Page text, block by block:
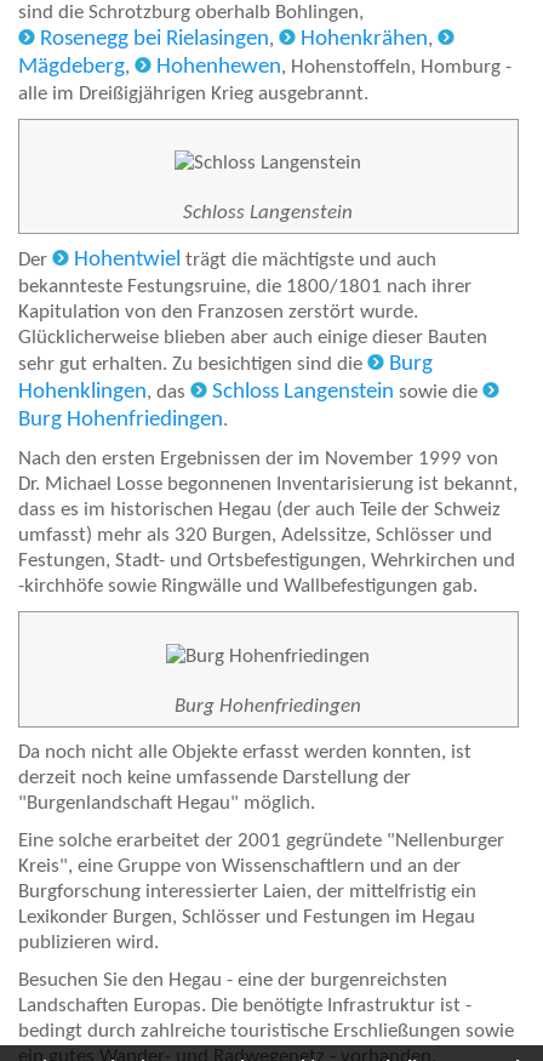
sind die Schrotzburg oberhalb Bohlingen,
Rosenegg bei Rielasingen, Hohenkrähen,
Mägdeberg, Hohenhewen, Hohenstoffeln, Homburg -
alle im Dreißigjährigen Krieg ausgebrannt.
Schloss Langenstein
Der Hohentwiel trägt die mächtigste und auch
bekannteste Festungsruine, die 1800/1801 nach ihrer
Kapitulation von den Franzosen zerstört wurde.
Glücklicherweise blieben aber auch einige dieser Bauten
sehr gut erhalten. Zu besichtigen sind die
Burg
Hohenklingen, das Schloss Langenstein sowie die
Burg Hohenfriedingen.
Nach den ersten Ergebnissen der im November 1999 von
Dr. Michael Losse begonnenen Inventarisierung ist bekannt,
dass es im historischen Hegau (der auch Teile der Schweiz
umfasst) mehr als 320 Burgen, Adelssitze, Schlösser und
Festungen, Stadt- und Ortsbefestigungen, Wehrkirchen und
-kirchhöfe sowie Ringwälle und Wallbefestigungen gab.
Burg Hohenfriedingen
Da noch nicht alle Objekte erfasst werden konnten, ist
derzeit noch keine umfassende Darstellung der
"Burgenlandschaft Hegau" möglich.
Eine solche erarbeitet der 2001 gegründete "Nellenburger
Kreis", eine Gruppe von Wissenschaftlern und an der
Burgforschung interessierter Laien, der mittelfristig ein
Lexikonder Burgen, Schlösser und Festungen im Hegau
publizieren wird.
Besuchen Sie den Hegau - eine der burgenreichsten
Landschaften Europas. Die benötigte Infrastruktur ist -
bedingt durch zahlreiche touristische Erschließungen sowie